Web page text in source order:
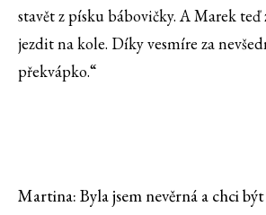
stavět z písku bábovičky. A Marek
jezdit na kole. Díky vesmíre za
překvápko.“
Martina: Byla jsem nevěrná a chci být